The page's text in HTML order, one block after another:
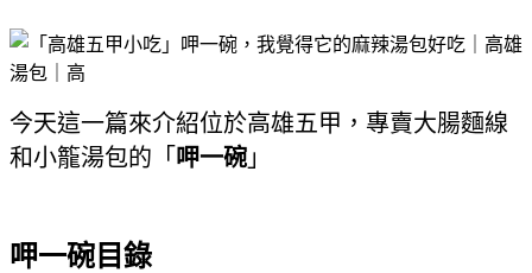
今天這一篇來介紹位於高雄五甲，專賣大腸麵線
和小籠湯包的「 呷一碗 」
呷一碗目錄